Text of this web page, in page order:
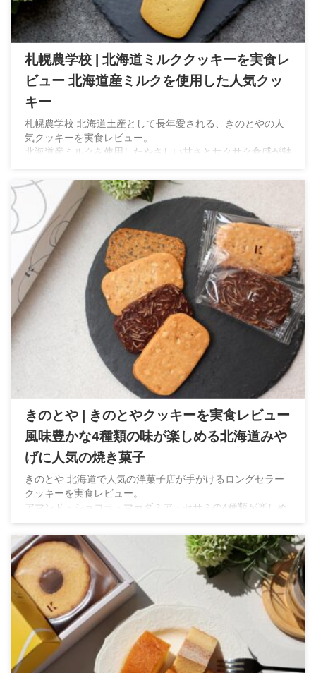
札幌農学校 | 北海道ミルククッキーを実食レ
ビュー 北海道産ミルクを使用した人気クッ
キー
札幌農学校 北海道土産として長年愛される、きのとやの人
気クッキーを実食レビュー。
北海道産ミルクを使用したやさしい甘さとサクサク食感が魅
す。
きのとや | きのとやクッキーを実食レビュー
風味豊かな4種類の味が楽しめる北海道みや
げに人気の焼き菓子
きのとや 北海道で人気の洋菓子店が手がけるロングセラー
クッキーを実食レビュー。
アマンド・ショコラ・マカダミア・セサミの4種類が楽しめ
報をご紹介します。